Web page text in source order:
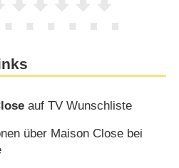
auf TV Wunschliste
über Maison Close bei